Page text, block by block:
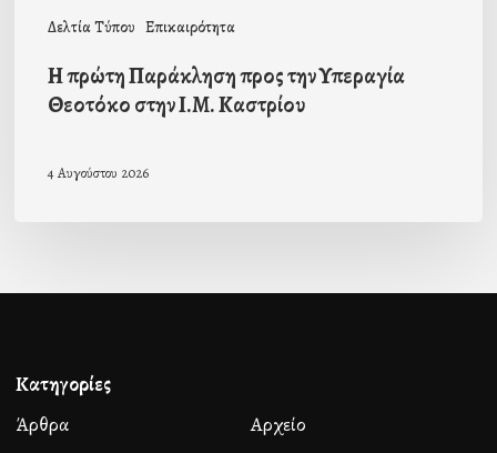
Δελτία Τύπου Επικαιρότητα
Η πρώτη Παράκληση προς την Υπεραγία
Θεοτόκο στην Ι.Μ. Καστρίου
4 Αυγούστου 2026
Κατηγορίες
Άρθρα
Αρχείο